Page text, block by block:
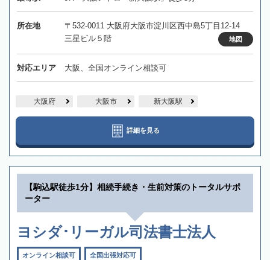
所在地
〒532-0011 大阪府大阪市淀川区西中島5丁目12-14
三星ビル５階
地図
対応エリア 大阪、全国オンライン相談可
大阪府 大阪市 新大阪駅
詳細を見る
【駒込駅徒歩1分】相続手続き・生前対策のトータルサポ
ーター
ヨシダ･リーガル司法書士法人
オンライン相談可 全国出張対応可